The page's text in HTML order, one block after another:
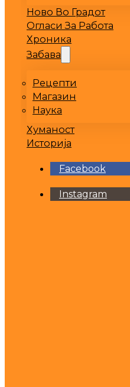
Ново Во Градот
Огласи За Работа
Хроника
Забава
Рецепти
Магазин
Наука
Хуманост
Историја
Facebook
Instagram